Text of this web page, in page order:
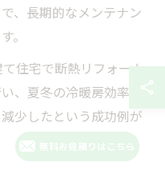
、長期的なメンテナン
。
住宅で断熱リフォーム
、夏冬の冷暖房効率が
少したという成功例が
家計にも環境にもやさ
無料お見積りはこちら